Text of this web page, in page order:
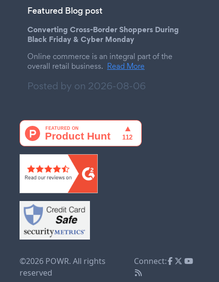
Featured Blog post
Converting Cross-Border Shoppers During
Black Friday & Cyber Monday
Online commerce is an integral part of the
overall retail business. Read More
Posted by on 2026-08-06
©2026 POWR. All rights
reserved
Connect: